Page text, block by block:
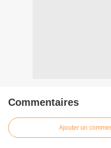
Commentaires
Ajouter un